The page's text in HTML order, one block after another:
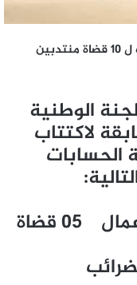
كيفه ميديا / الإعلان عن مسابقة إكتتاب ل 10 قضاة منتدبين
الوطنية
لاكتتاب
الحسابات
الاقتصاد، التسيير، إدارة الأعمال 05 قضاة